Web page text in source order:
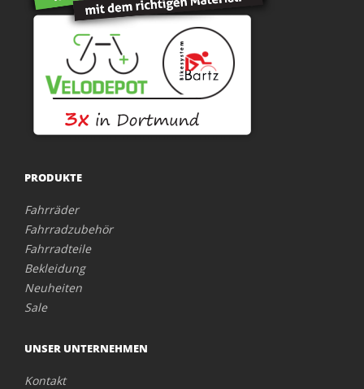
PRODUKTE
Fahrräder
Fahrradzubehör
Fahrradteile
Bekleidung
Neuheiten
Sale
UNSER UNTERNEHMEN
Kontakt